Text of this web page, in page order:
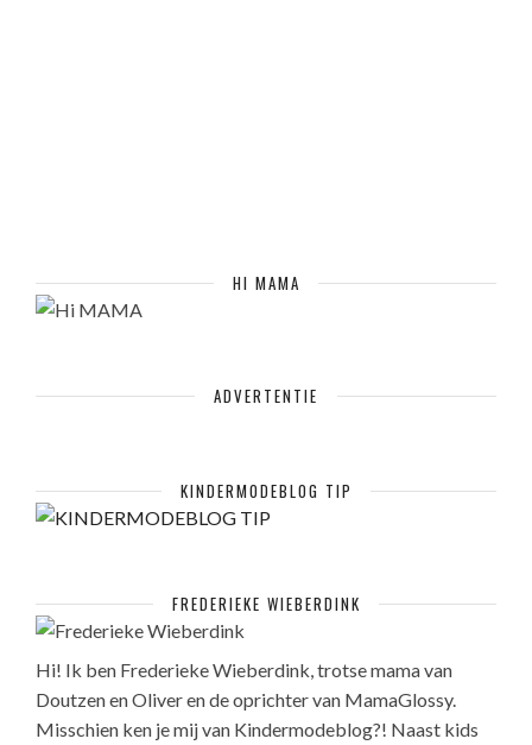
HI MAMA
ADVERTENTIE
KINDERMODEBLOG TIP
FREDERIEKE WIEBERDINK
Hi! Ik ben Frederieke Wieberdink, trotse mama van
Doutzen en Oliver en de oprichter van MamaGlossy.
Misschien ken je mij van Kindermodeblog?! Naast kids